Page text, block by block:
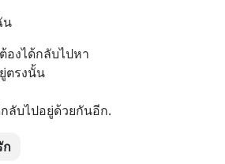
น
องได้กลับไปหา
ตรงนั้น
ลับไปอยู่ด้วยกันอีก.